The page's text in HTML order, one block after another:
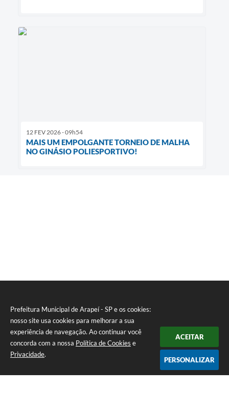
Prefeitura Municipal de Arapeí - SP e os cookies:
nosso site usa cookies para melhorar a sua
experiência de navegação. Ao continuar você
concorda com a nossa Política de Cookies e
Privacidade.
ACEITAR
PERSONALIZAR
12 FEV 2026 - 09h54
MAIS UM EMPOLGANTE TORNEIO DE MALHA
NO GINÁSIO POLIESPORTIVO!